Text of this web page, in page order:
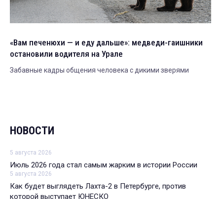
«Вам печенюхи — и еду дальше»: медведи-гаишники
остановили водителя на Урале
Забавные кадры общения человека с дикими зверями
НОВОСТИ
5 августа 2026
Июль 2026 года стал самым жарким в истории России
5 августа 2026
Как будет выглядеть Лахта-2 в Петербурге, против
которой выступает ЮНЕСКО